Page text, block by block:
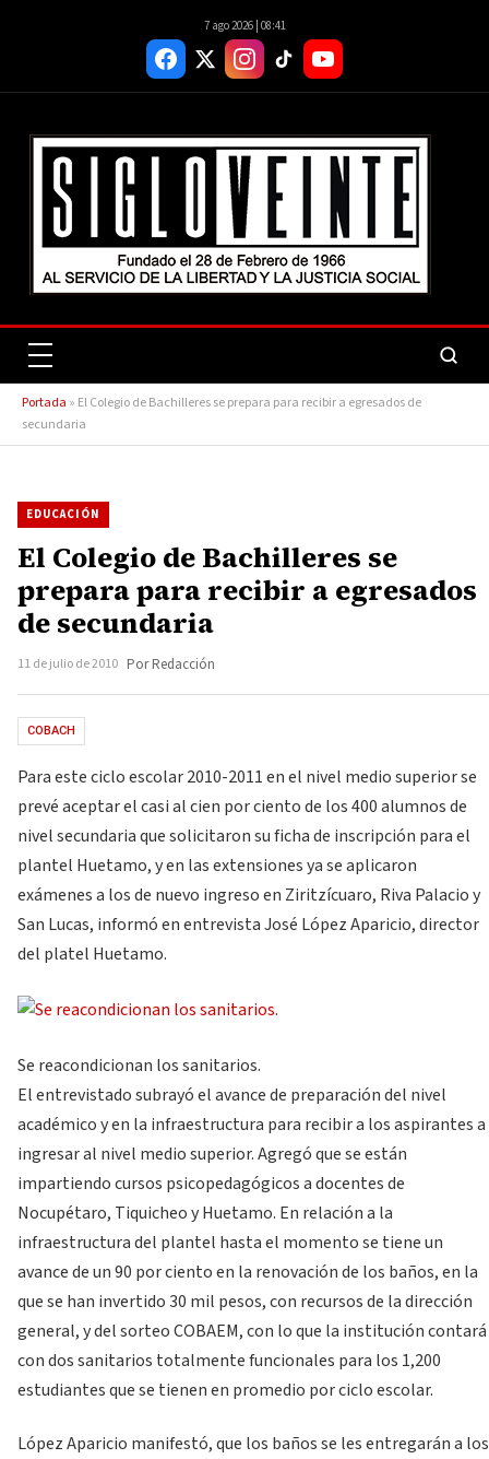
7 ago 2026 | 08:41
Portada » El Colegio de Bachilleres se prepara para recibir a egresados de
secundaria
EDUCACIÓN
El Colegio de Bachilleres se
prepara para recibir a egresados
de secundaria
11 de julio de 2010 Por Redacción
COBACH
Para este ciclo escolar 2010-2011 en el nivel medio superior se
prevé aceptar el casi al cien por ciento de los 400 alumnos de
nivel secundaria que solicitaron su ficha de inscripción para el
plantel Huetamo, y en las extensiones ya se aplicaron
exámenes a los de nuevo ingreso en Ziritzícuaro, Riva Palacio y
San Lucas, informó en entrevista José López Aparicio, director
del platel Huetamo.
Se reacondicionan los sanitarios.
El entrevistado subrayó el avance de preparación del nivel
académico y en la infraestructura para recibir a los aspirantes a
ingresar al nivel medio superior. Agregó que se están
impartiendo cursos psicopedagógicos a docentes de
Nocupétaro, Tiquicheo y Huetamo. En relación a la
infraestructura del plantel hasta el momento se tiene un
avance de un 90 por ciento en la renovación de los baños, en la
que se han invertido 30 mil pesos, con recursos de la dirección
general, y del sorteo COBAEM, con lo que la institución contará
con dos sanitarios totalmente funcionales para los 1,200
estudiantes que se tienen en promedio por ciclo escolar.
López Aparicio manifestó, que los baños se les entregarán a los